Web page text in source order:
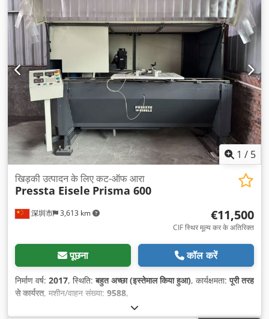
1 / 5
深圳市 3,613 km
खिड़की उत्पादन के लिए कट-ऑफ आरा
Pressta Eisele Prisma 600
€11,500
CIF स्थिर मूल्य कर के अतिरिक्त
पूछना कॉल करें
निर्माण वर्ष: 2017, स्थिति:बहुत अच्छा (इस्तेमाल किया हुआ), कार्यक्षमता:पूरी तरह
से कार्यरत, मशीन/वाहन संख्या: 9588,